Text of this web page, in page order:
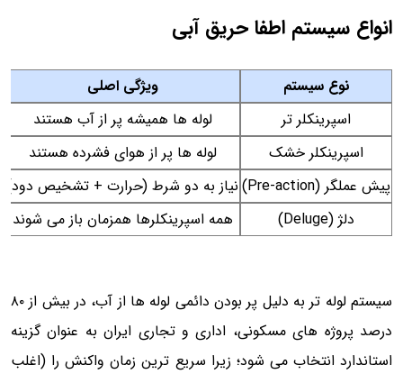
انواع سیستم اطفا حریق آبی
نوع سیستم
ویژگی اصلی
اسپرینکلر تر
لوله ها همیشه پر از آب هستند
اسپرینکلر خشک
لوله ها پر از هوای فشرده هستند
پیش عملگر (Pre-action)
نیاز به دو شرط (حرارت + تشخیص دود)
دلژ (Deluge)
همه اسپرینکلرها همزمان باز می شوند
سیستم لوله تر به دلیل پر بودن دائمی لوله ها از آب، در بیش از ۸۰
درصد پروژه های مسکونی، اداری و تجاری ایران به عنوان گزینه
استاندارد انتخاب می شود؛ زیرا سریع ترین زمان واکنش را (اغلب